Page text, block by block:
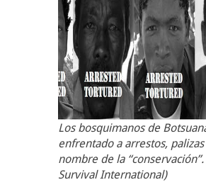
Los bosquimanos de
enfrentado a arrestos,
nombre de la
Survival International)